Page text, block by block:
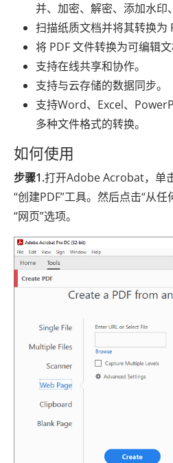
并、加密、解密、添加水印
扫描纸质文档并将其转换为
将 PDF 文件转换为可编辑文
支持在线共享和协作。
支持与云存储的数据同步。
支持Word、Excel、
多种文件格式的转换。
如何使用
步骤1.打开Adobe Acrobat，单
“创建PDF”工具。然后点击“从
“网页”选项。